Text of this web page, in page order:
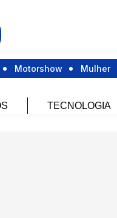
Motorshow Mulher
TECNOLOGIA